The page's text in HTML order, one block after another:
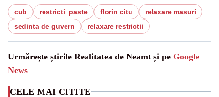
cub restrictii paste florin citu
relaxare masuri
sedinta de guvern
relaxare restrictii
Urmărește știrile Realitatea de Neamt și pe Google
News
CELE MAI CITITE